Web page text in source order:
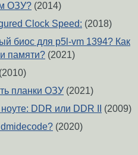
ОЗУ? (2014)
Clock Speed: (2018)
биос для p5l-vm 1394? Как
памяти? (2021)
планки ОЗУ (2021)
DDR или DDR II (2009)
(2020)